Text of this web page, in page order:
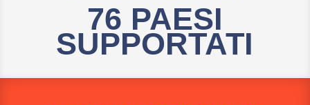
76 PAESI
SUPPORTATI